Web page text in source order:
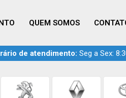
QUEM SOMOS
de atendimento: Seg a Sex: